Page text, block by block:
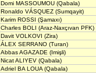
Domi MASSOUMOU (Qabala)
Ronaldo VÁSQUEZ (Sumqayit)
Karim ROSSI (Şamaxı)
Charles BOLI (Araz-Naxçıvan PFK)
Davit VOLKOVI (Zira)
ÁLEX SERRANO (Turan)
Abbas AGAZADE (Imişli)
Nicat ALIYEV (Qabala)
Adriel BA LOUA (Qabala)